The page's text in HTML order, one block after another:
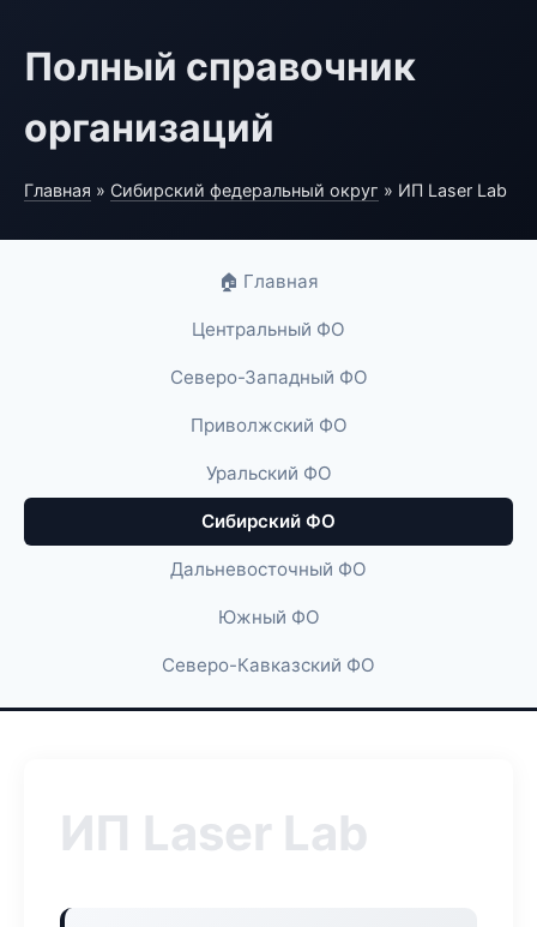
Полный справочник
организаций
Главная » Сибирский федеральный округ » ИП Laser Lab
🏠 Главная
Центральный ФО
Северо-Западный ФО
Приволжский ФО
Уральский ФО
Сибирский ФО
Дальневосточный ФО
Южный ФО
Северо-Кавказский ФО
ИП Laser Lab